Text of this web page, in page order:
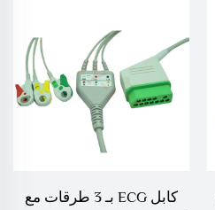
كابل ECG بـ 3 طرقات مع